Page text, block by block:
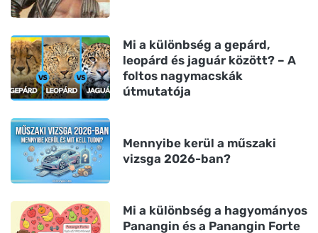
Mi a különbség a gepárd,
leopárd és jaguár között? – A
foltos nagymacskák
útmutatója
Mennyibe kerül a műszaki
vizsga 2026-ban?
Mi a különbség a hagyományos
Panangin és a Panangin Forte